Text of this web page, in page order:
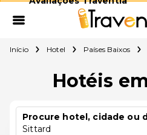
Início Hotel Países Baixos
Hotéis
Procure hotel, cidade ou
Sittard